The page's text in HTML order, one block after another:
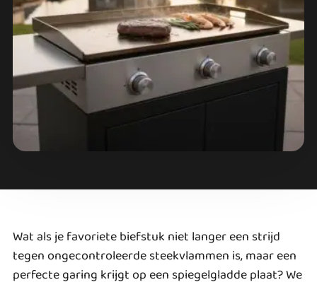
Wat als je favoriete biefstuk niet langer een strijd
tegen ongecontroleerde steekvlammen is, maar een
perfecte garing krijgt op een spiegelgladde plaat? We